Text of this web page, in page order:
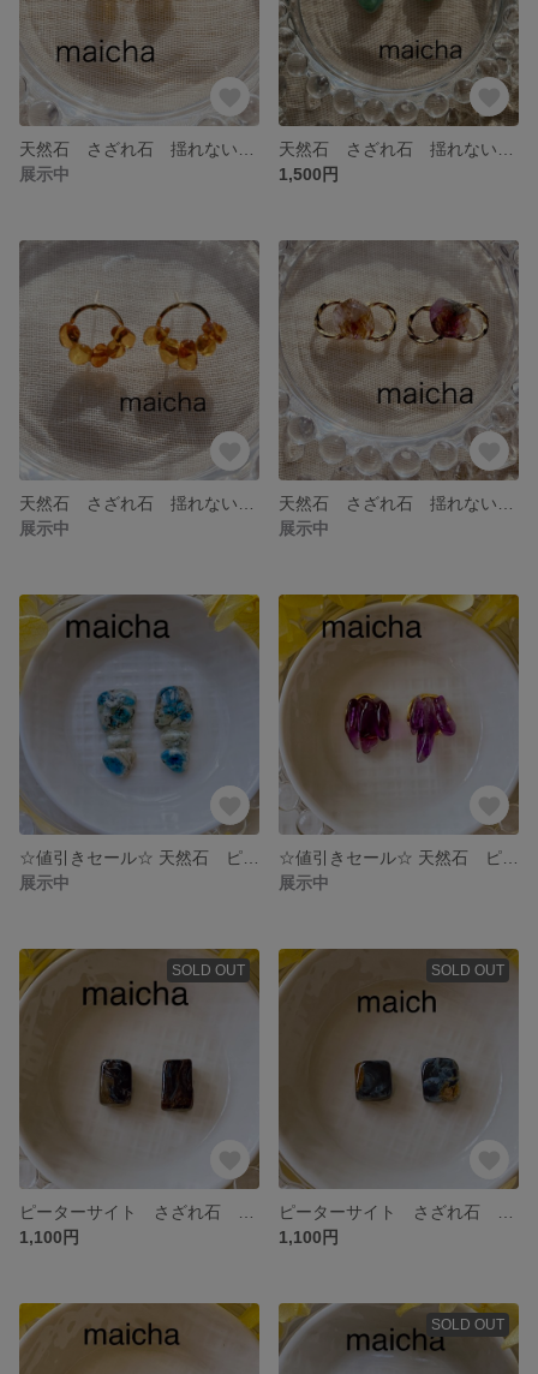
展示中
1,500円
展示中
展示中
展示中
展示中
SOLD OUT
1,100円
SOLD OUT
1,100円
SOLD OUT